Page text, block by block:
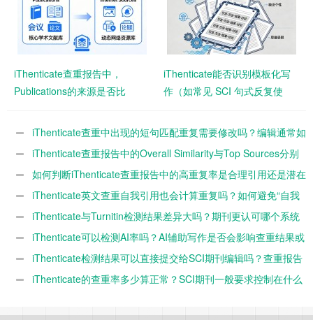
iThenticate查重报告中，
Publications的来源是否比
iThenticate能否识别模板化写
作（如常见 SCI 句式反复使
iThenticate查重中出现的短句匹配重复需要修改吗？编辑通常如
何看待？
iThenticate查重报告中的Overall Similarity与Top Sources分别
代表什么？如何解读？
如何判断iThenticate查重报告中的高重复率是合理引用还是潜在
抄袭？iThenticate英文查重自我引用也会计算重复吗？如何避免“自我
抄袭”影响查重率？
iThenticate与Turnitin检测结果差异大吗？期刊更认可哪个系统
的查重结果？
iThenticate可以检测AI率吗？AI辅助写作是否会影响查重结果或
投稿被拒？
iThenticate检测结果可以直接提交给SCI期刊编辑吗？查重报告
是否被认可？
iThenticate的查重率多少算正常？SCI期刊一般要求控制在什么